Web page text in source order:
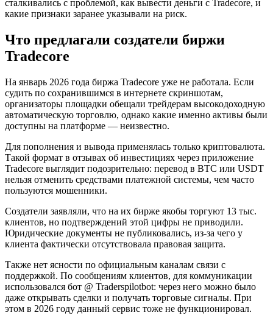
сталкивались с проблемой, как вывести деньги с Tradecore, и
какие признаки заранее указывали на риск.
Что предлагали создатели биржи
Tradecore
На январь 2026 года биржа Tradecore уже не работала. Если
судить по сохранившимся в интернете скриншотам,
организаторы площадки обещали трейдерам высокодоходную
автоматическую торговлю, однако какие именно активы были
доступны на платформе — неизвестно.
Для пополнения и вывода применялась только криптовалюта.
Такой формат в отзывах об инвестициях через приложение
Tradecore выглядит подозрительно: перевод в BTC или USDT
нельзя отменить средствами платежной системы, чем часто
пользуются мошенники.
Создатели заявляли, что на их бирже якобы торгуют 13 тыс.
клиентов, но подтверждений этой цифры не приводили.
Юридические документы не публиковались, из-за чего у
клиента фактически отсутствовала правовая защита.
Также нет ясности по официальным каналам связи с
поддержкой. По сообщениям клиентов, для коммуникации
использовался бот @ Traderspilotbot: через него можно было
даже открывать сделки и получать торговые сигналы. При
этом в 2026 году данный сервис тоже не функционировал.